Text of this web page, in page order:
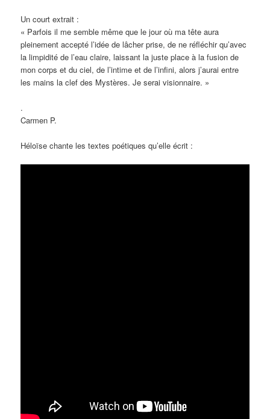
Un court extrait :
« Parfois il me semble même que le jour où ma tête aura
pleinement accepté l’idée de lâcher prise, de ne réfléchir qu’avec
la limpidité de l’eau claire, laissant la juste place à la fusion de
mon corps et du ciel, de l’intime et de l’infini, alors j’aurai entre
les mains la clef des Mystères. Je serai visionnaire. »
.
Carmen P.
Héloïse chante les textes poétiques qu’elle écrit :